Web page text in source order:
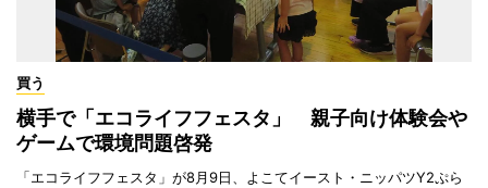
買う
横手で「エコライフフェスタ」 親子向け体験会や
ゲームで環境問題啓発
「エコライフフェスタ」が8月9日、よこてイースト・ニッパツY2ぷら